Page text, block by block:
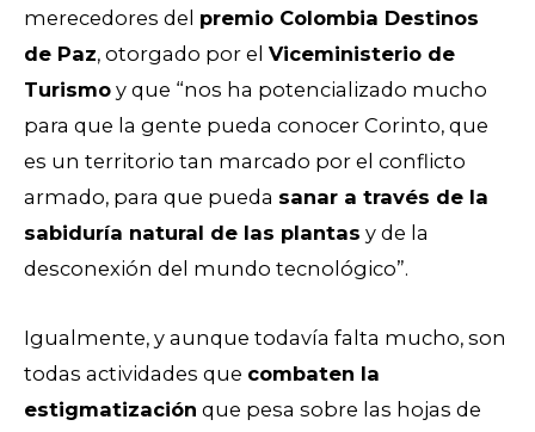
merecedores del premio Colombia Destinos
de Paz, otorgado por el Viceministerio de
Turismo y que “nos ha potencializado mucho
para que la gente pueda conocer Corinto, que
es un territorio tan marcado por el conflicto
armado, para que pueda sanar a través de la
sabiduría natural de las plantas y de la
desconexión del mundo tecnológico”.
Igualmente, y aunque todavía falta mucho, son
todas actividades que combaten la
estigmatización que pesa sobre las hojas de